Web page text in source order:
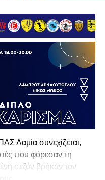
Λαμία συνεχίζεται,
που φόρεσαν τη
σεζόν βρήκαν τον